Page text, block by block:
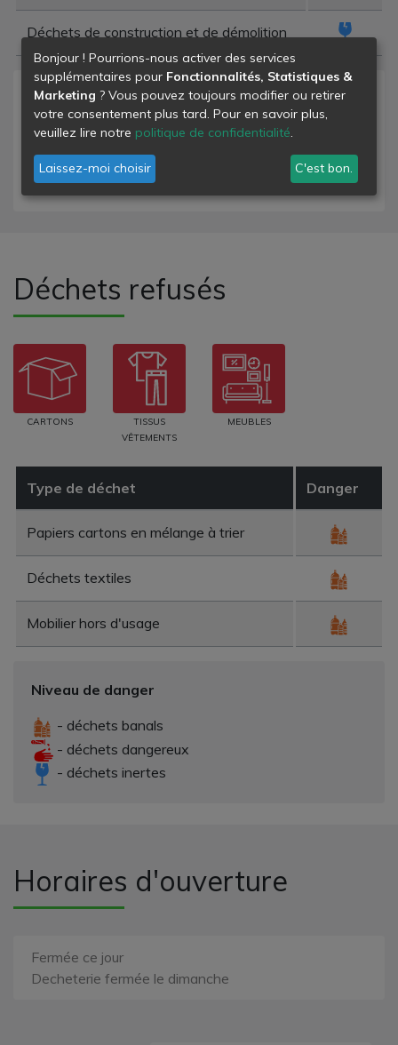
Déchets de construction et de démolition
Niveau de danger
- déchets banals
- déchets dangereux
- déchets inertes
Déchets refusés
Type de déchet Danger
Papiers cartons en mélange à trier
Déchets textiles
Mobilier hors d'usage
Niveau de danger
- déchets banals
- déchets dangereux
- déchets inertes
CARTONS
TISSUS
VÊTEMENTS
MEUBLES
Horaires d'ouverture
Fermée ce jour
Decheterie fermée le dimanche
Bonjour ! Pourrions-nous activer des services
supplémentaires pour Fonctionnalités, Statistiques &
Marketing ? Vous pouvez toujours modifier ou retirer
votre consentement plus tard. Pour en savoir plus,
veuillez lire notre politique de confidentialité.
Laissez-moi choisir C'est bon.